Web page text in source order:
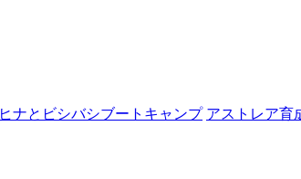
ヒナとビシバシブートキャンプ アストレア育